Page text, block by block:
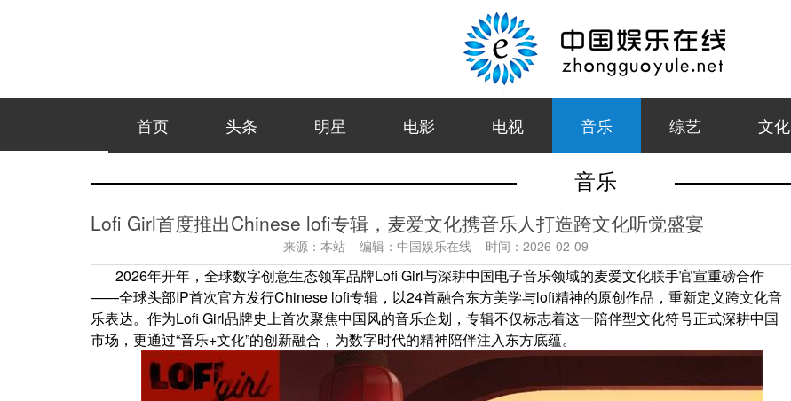
首页 头条 明星 电影 电视 音乐 综艺 文化
音乐
Lofi Girl首度推出Chinese lofi专辑，麦爱文化携音乐人打造跨文化听觉盛宴
来源： 本站 编辑： 中国娱乐在线 时间： 2026-02-09
2026年开年，全球数字创意生态领军品牌Lofi Girl与深耕中国电子音乐领域的麦爱文化联手官宣重磅合作
——全球头部IP首次官方发行Chinese lofi专辑，以24首融合东方美学与lofi精神的原创作品，重新定义跨文化音
乐表达。作为Lofi Girl品牌史上首次聚焦中国风的音乐企划，专辑不仅标志着这一陪伴型文化符号正式深耕中国
市场，更通过“音乐+文化”的创新融合，为数字时代的精神陪伴注入东方底蕴。